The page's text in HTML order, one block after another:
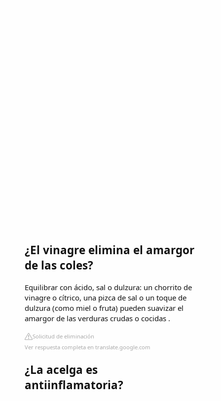
¿El vinagre elimina el amargor
de las coles?
Equilibrar con ácido, sal o dulzura: un chorrito de
vinagre o cítrico, una pizca de sal o un toque de
dulzura (como miel o fruta) pueden suavizar el
amargor de las verduras crudas o cocidas .
Solicitud de eliminación
Ver respuesta completa en translate.google.com
¿La acelga es
antiinflamatoria?